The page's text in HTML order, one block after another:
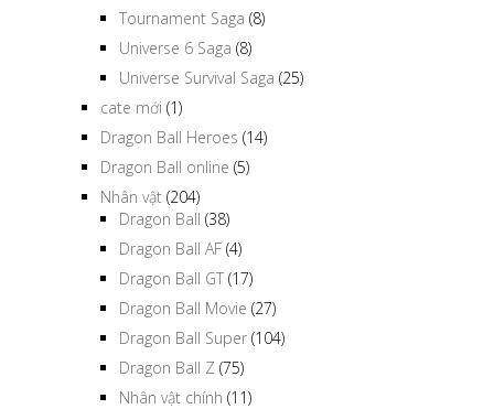
Tournament Saga (8)
Universe 6 Saga (8)
Universe Survival Saga (25)
cate mới (1)
Dragon Ball Heroes (14)
Dragon Ball online (5)
Nhân vật (204)
Dragon Ball (38)
Dragon Ball AF (4)
Dragon Ball GT (17)
Dragon Ball Movie (27)
Dragon Ball Super (104)
Dragon Ball Z (75)
Nhân vật chính (11)